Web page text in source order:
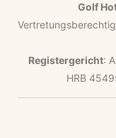
Golf
Registergericht:
HRB